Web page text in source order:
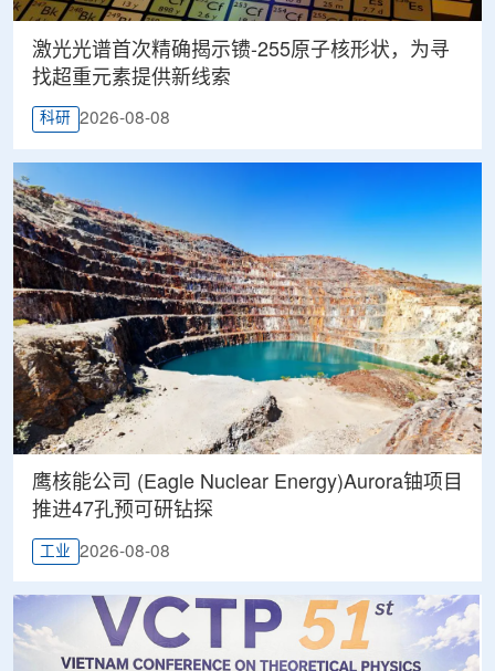
激光光谱首次精确揭示镄-255原子核形状，为寻
找超重元素提供新线索
科研 2026-08-08
鹰核能公司 (Eagle Nuclear Energy)Aurora铀项目
推进47孔预可研钻探
工业 2026-08-08